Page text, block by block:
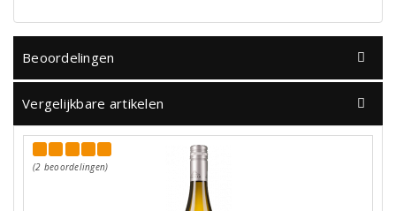
Beoordelingen
Vergelijkbare artikelen
(2 beoordelingen)